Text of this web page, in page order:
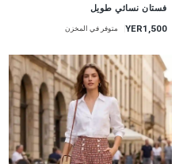
فستان نسائي طويل
YER1,500 متوفر في المخزن